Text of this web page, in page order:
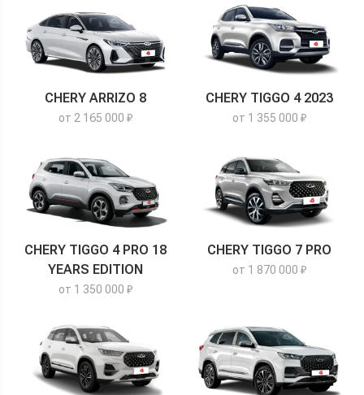
CHERY ARRIZO 8
от 2 165 000 ₽
CHERY TIGGO 4 2023
от 1 355 000 ₽
CHERY TIGGO 4 PRO 18
YEARS EDITION
от 1 350 000 ₽
CHERY TIGGO 7 PRO
от 1 870 000 ₽